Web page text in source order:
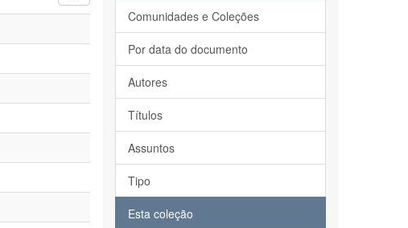
Comunidades e Coleções
Por data do documento
Autores
Títulos
Assuntos
Tipo
Esta coleção